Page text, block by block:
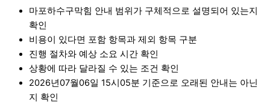
마포하수구막힘 안내 범위가 구체적으로 설명되어 있는지
확인
비용이 있다면 포함 항목과 제외 항목 구분
진행 절차와 예상 소요 시간 확인
상황에 따라 달라질 수 있는 조건 확인
2026년07월06일 15시05분 기준으로 오래된 안내는 아닌
지 확인